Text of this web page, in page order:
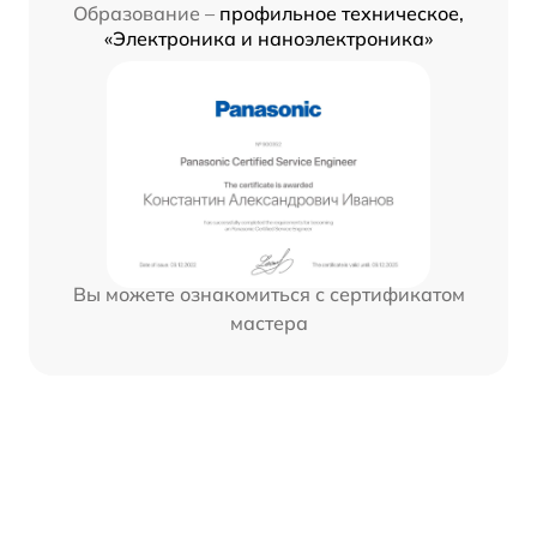
Образование – профильное техническое,
«Электроника и наноэлектроника»
Вы можете ознакомиться с сертификатом
мастера